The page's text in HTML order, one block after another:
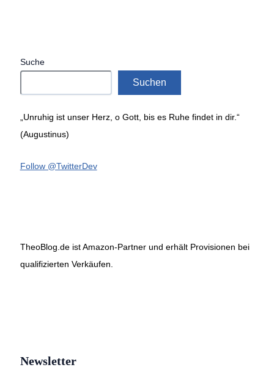
Suche
Suchen
„Unruhig ist unser Herz, o Gott, bis es Ruhe findet in dir.“
(Augustinus)
Follow @TwitterDev
TheoBlog.de ist Amazon-Partner und erhält Provisionen bei
qualifizierten Verkäufen.
Newsletter